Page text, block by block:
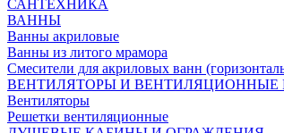
САНТЕХНИКА
ВАННЫ
Ванны акриловые
Ванны из литого мрамора
Смесители для акриловых ванн
ВЕНТИЛЯТОРЫ И ВЕНТИЛЯЦИОННЫЕ
Вентиляторы
Решетки вентиляционные